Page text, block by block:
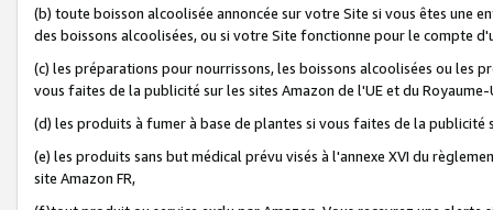
(b) toute boisson alcoolisée annoncée sur votre Site si vous êtes une
des boissons alcoolisées, ou si votre Site fonctionne pour le compte
(c) les préparations pour nourrissons, les boissons alcoolisées ou les
vous faites de la publicité sur les sites Amazon de l'UE et du Royaume-
(d) les produits à fumer à base de plantes si vous faites de la publicité
(e) les produits sans but médical prévu visés à l'annexe XVI du
site Amazon FR,